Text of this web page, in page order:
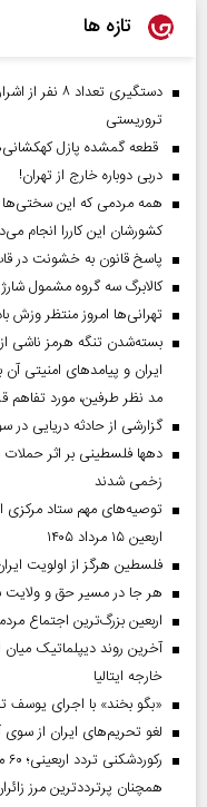
تازه ها
دستگیری
تروریستی
قطعه گمشده پازل
دربی دوباره خارج از تهران!
همه مردمی که این سختی‌ها
کشورشان این کاررا انجام
پاسخ قانون به خشونت در
کالابرگ سه گروه مشمول
تهرانی‌ها امروز منتظر وزش
بسته‌شدن تنگه هرمز ناشی
ایران و پیامد‌های امنیتی
مد نظر طرفین، مورد تفاهم
گزارشی از حادثه دریایی در
دهها فلسطینی بر اثر
زخمی شدند
توصیه‌های مهم ستاد مرکزی
اربعین ۱۵ مرداد ۱۴۰۵
فلسطین هرگز از اولویت
هر جا در مسیر حق و
اربعین بزرگ‌ترین اجتماع
آخرین روند دیپلماتیک
خارجه ایتالیا
«بگو بخند» با اجرای
لغو تحریم‌های ایران از
همچنان پرترددترین مرز